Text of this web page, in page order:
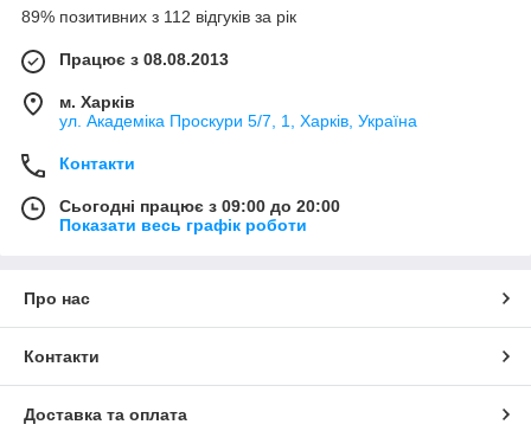
89% позитивних з 112 відгуків за рік
Працює з 08.08.2013
м. Харків
ул. Академіка Проскури 5/7, 1, Харків, Україна
Контакти
Сьогодні працює з 09:00 до 20:00
Показати весь графік роботи
Про нас
Контакти
Доставка та оплата